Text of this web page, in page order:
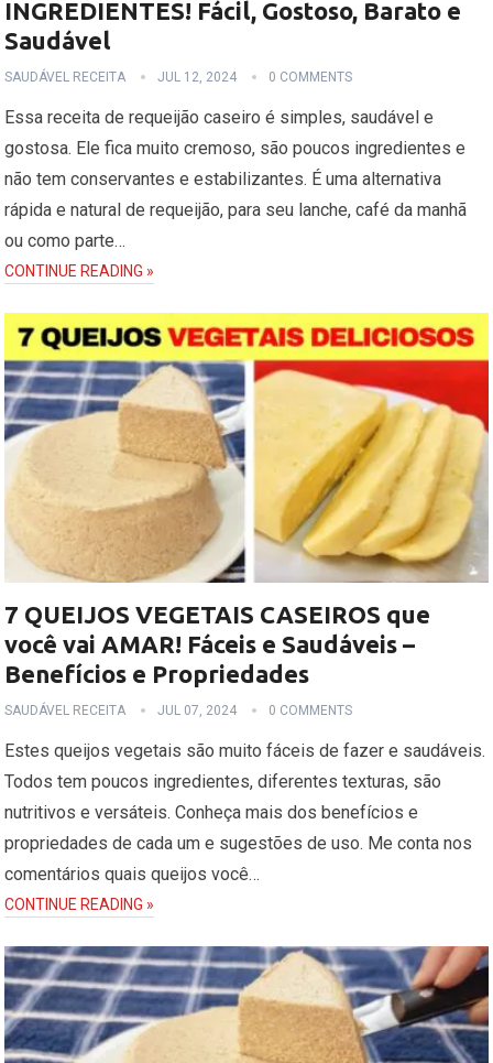
INGREDIENTES! Fácil, Gostoso, Barato e
Saudável
SAUDÁVEL RECEITA JUL 12, 2024 0 COMMENTS
Essa receita de requeijão caseiro é simples, saudável e
gostosa. Ele fica muito cremoso, são poucos ingredientes e
não tem conservantes e estabilizantes. É uma alternativa
rápida e natural de requeijão, para seu lanche, café da manhã
ou como parte…
CONTINUE READING »
7 QUEIJOS VEGETAIS CASEIROS que
você vai AMAR! Fáceis e Saudáveis –
Benefícios e Propriedades
SAUDÁVEL RECEITA JUL 07, 2024 0 COMMENTS
Estes queijos vegetais são muito fáceis de fazer e saudáveis.
Todos tem poucos ingredientes, diferentes texturas, são
nutritivos e versáteis. Conheça mais dos benefícios e
propriedades de cada um e sugestões de uso. Me conta nos
comentários quais queijos você…
CONTINUE READING »